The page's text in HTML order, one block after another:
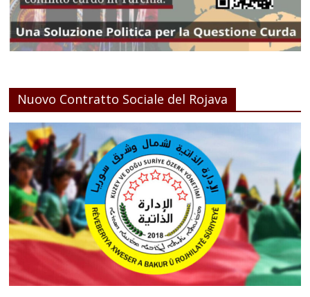
Nuovo Contratto Sociale del Rojava